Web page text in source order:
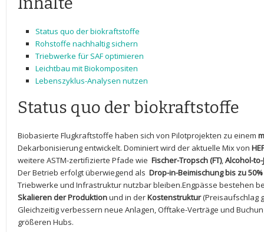
Status quo der biokraftstoffe
Rohstoffe ‍nachhaltig sichern
Triebwerke für ‍SAF optimieren
Leichtbau mit Biokompositen
Lebenszyklus-Analysen ⁣nutzen
Status quo⁤ der biokraftstoffe
Biobasierte⁤ Flugkraftstoffe haben⁣ sich ⁢von Pilotprojekten zu einem⁣
Dekarbonisierung entwickelt.‌ Dominiert wird ⁣der aktuelle Mix⁣ von
weitere ⁣ASTM-zertifizierte Pfade wie ⁣ Fischer-Tropsch (FT),⁤Alcohol-to-
Der Betrieb⁣ erfolgt ‌überwiegend als ⁣ Drop-in-Beimischung bis⁣ zu 50%
Triebwerke und Infrastruktur nutzbar bleiben.Engpässe bestehen
Skalieren ⁣der Produktionund ⁣in derKostenstruktur(Preisaufschlag
Gleichzeitig⁤ verbessern neue Anlagen, Offtake-Verträge und​
größeren Hubs.